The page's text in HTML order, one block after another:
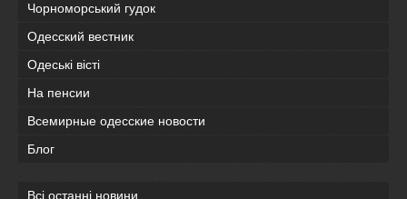
Чорноморський гудок
Одесский вестник
Одеськi вiстi
На пенсии
Всемирные одесские новости
Блог
Всі останні новини